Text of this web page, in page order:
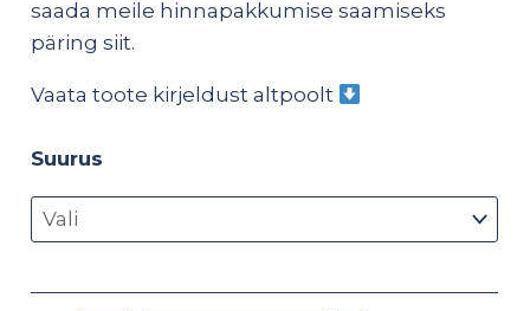
saada meile hinnapakkumise saamiseks
päringsiit.
Vaata toote kirjeldust altpoolt
Suurus